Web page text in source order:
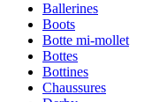
Ballerines
Boots
Botte mi-mollet
Bottes
Bottines
Chaussures